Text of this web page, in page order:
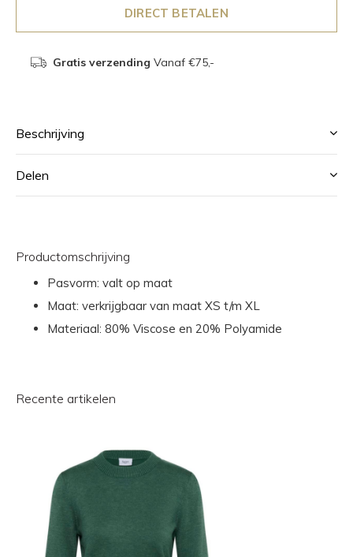
DIRECT BETALEN
Gratis verzending Vanaf €75,-
Beschrijving
Delen
Productomschrijving
Pasvorm: valt op maat
Maat: verkrijgbaar van maat XS t/m XL
Materiaal: 80% Viscose en 20% Polyamide
Recente artikelen